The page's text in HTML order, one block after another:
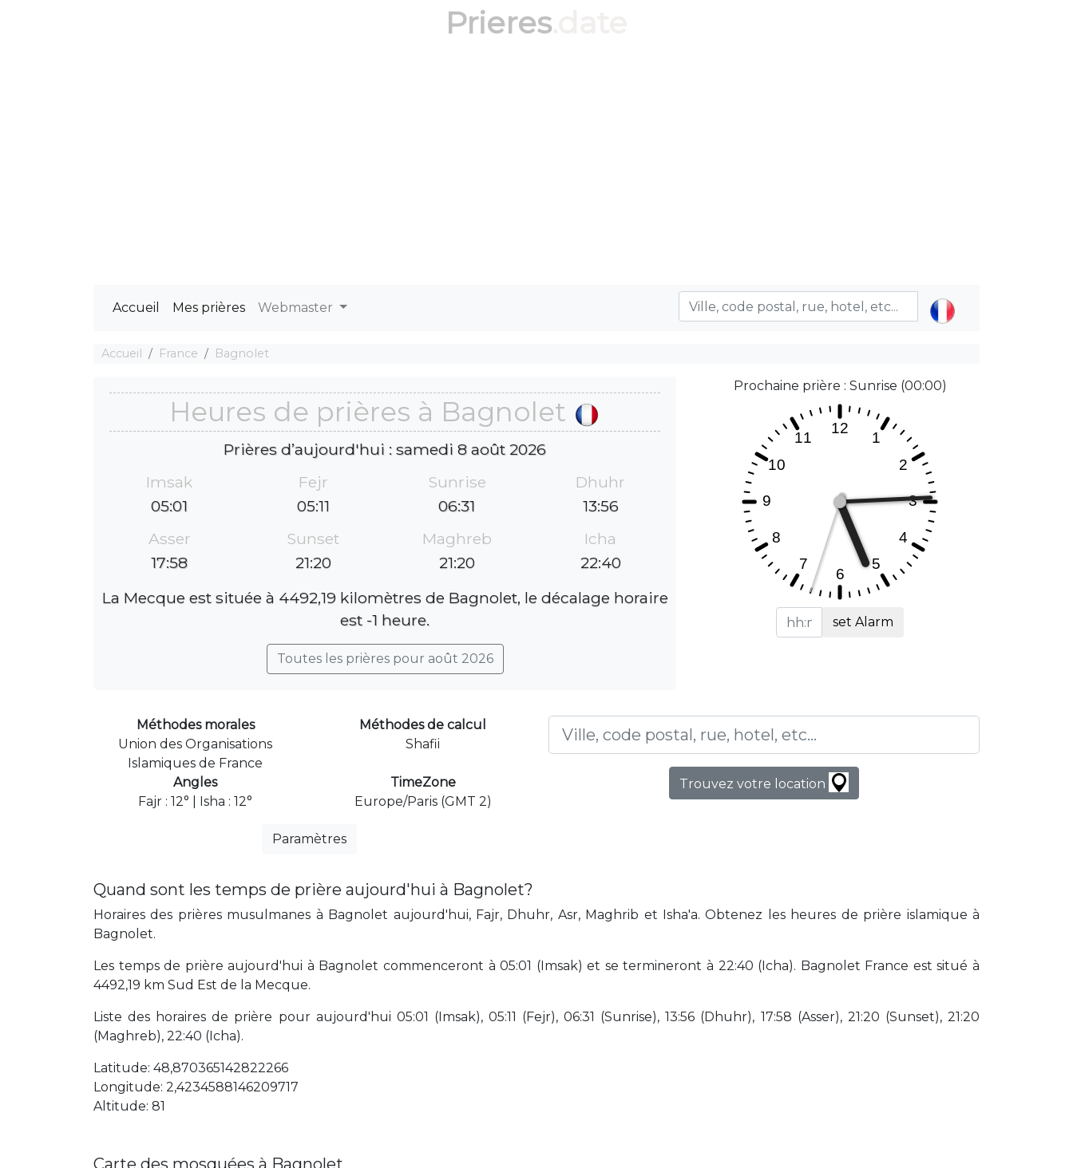
Prieres
Accueil Mes prières Webmaster
Accueil France Bagnolet
Heures de prières à Bagnolet
Prières d’aujourd'hui : samedi 8 août 2026
Imsak
05:01
Fejr
05:11
Sunrise
06:31
Dhuhr
13:56
Asser
17:58
Sunset
21:20
Maghreb
21:20
Icha
22:40
La Mecque est située à 4492,19 kilomètres de Bagnolet, le décalage horaire
est -1 heure.
Toutes les prières pour août 2026
Prochaine prière : Sunrise (00:00)
set Alarm
Méthodes morales
Union des Organisations
Islamiques de France
Méthodes de calcul
Shafii
Angles
Fajr : 12° | Isha : 12°
TimeZone
Europe/Paris (GMT 2)
Paramètres
Trouvez votre location
Quand sont les temps de prière aujourd'hui à Bagnolet?
Horaires des prières musulmanes à Bagnolet aujourd'hui, Fajr, Dhuhr, Asr, Maghrib et Isha'a. Obtenez les heures de prière islamique à
Bagnolet.
Les temps de prière aujourd'hui à Bagnolet commenceront à 05:01 (Imsak) et se termineront à 22:40 (Icha). Bagnolet France est situé à
4492,19 km Sud Est de la Mecque.
Liste des horaires de prière pour aujourd'hui 05:01 (Imsak), 05:11 (Fejr), 06:31 (Sunrise), 13:56 (Dhuhr), 17:58 (Asser), 21:20 (Sunset), 21:20
(Maghreb), 22:40 (Icha).
Latitude: 48,870365142822266
Longitude: 2,4234588146209717
Altitude: 81
Carte des mosquées à Bagnolet